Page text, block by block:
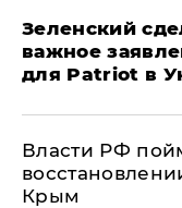
Зеленский
важное
для Patriot в
Власти РФ
Крым